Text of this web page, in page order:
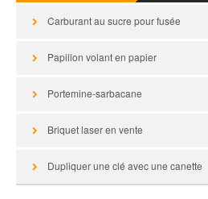
Carburant au sucre pour fusée
Papillon volant en papier
Portemine-sarbacane
Briquet laser en vente
Dupliquer une clé avec une canette